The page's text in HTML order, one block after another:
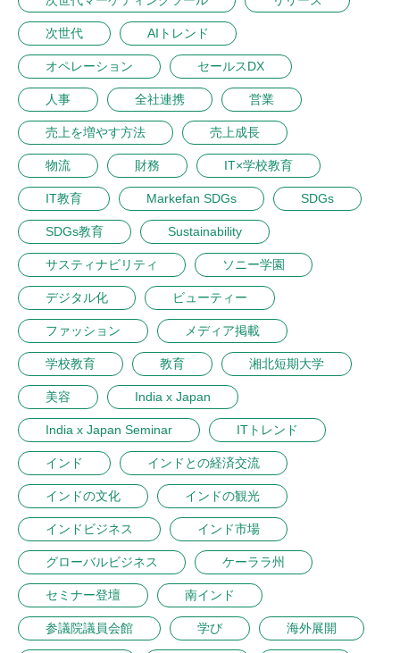
次世代 AIトレンド
オペレーション セールスDX
人事 全社連携 営業
売上を増やす方法 売上成長
物流 財務 IT×学校教育
IT教育 Markefan SDGs SDGs
SDGs教育 Sustainability
サスティナビリティ ソニー学園
デジタル化 ビューティー
ファッション メディア掲載
学校教育 教育 湘北短期大学
美容 India x Japan
India x Japan Seminar ITトレンド
インド インドとの経済交流
インドの文化 インドの観光
インドビジネス インド市場
グローバルビジネス ケーララ州
セミナー登壇 南インド
参議院議員会館 学び 海外展開